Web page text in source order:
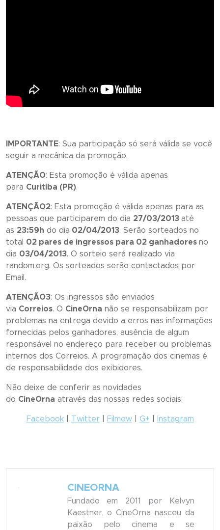
IMPORTANTE: Sua participação só será válida se você
seguir a mecânica da promoção.
ATENÇÃO: Esta promoção é válida apenas
para Curitiba (PR).
ATENÇÃO2: Esta promoção é válida apenas para as
pessoas que participarem do dia 27/03/2013 até
as 23:59h do dia 02/04/2013. Serão sorteados no
total 02 pares de ingressos para 02 ganhadores no
dia 03/04/2013. O sorteio será realizado via
random.org. Os sorteados serão contactados por
Email.
ATENÇÃO3: Os ingressos são enviados
via Correios. O CineOrna não se responsabilizam por
problemas na entrega devido a erros nas informações
fornecidas pelos ganhadores, ausência de algum
responsável no endereço para receber ou problemas
internos dos Correios. A programação dos cinemas é
de responsabilidade dos exibidores.
Não deixe de conferir as novidades
do CineOrna através das nossas redes sociais:
Facebook| Twitter| Filmow| G+ Instagram
CINEORNA
Fundado em 2011 por Kelvyn
Kaestner, o CineOrna nasceu da
paixão pelo cinema e se